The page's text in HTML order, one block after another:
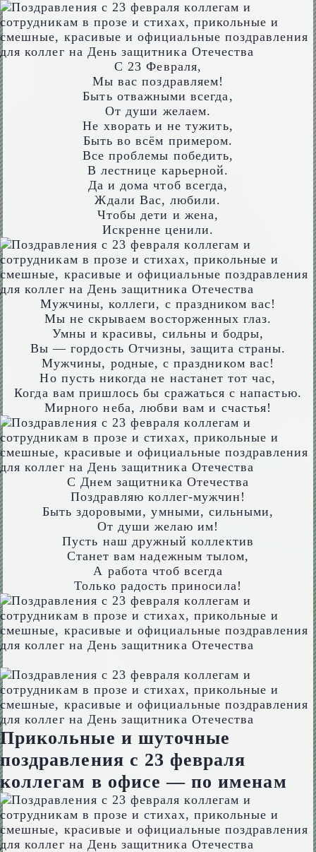
С 23 Февраля,
Мы вас поздравляем!
Быть отважными всегда,
От души желаем.
Не хворать и не тужить,
Быть во всём примером.
Все проблемы победить,
В лестнице карьерной.
Да и дома чтоб всегда,
Ждали Вас, любили.
Чтобы дети и жена,
Искренне ценили.
Мужчины, коллеги, с праздником вас!
Мы не скрываем восторженных глаз.
Умны и красивы, сильны и бодры,
Вы — гордость Отчизны, защита страны.
Мужчины, родные, с праздником вас!
Но пусть никогда не настанет тот час,
Когда вам пришлось бы сражаться с напастью.
Мирного неба, любви вам и счастья!
С Днем защитника Отечества
Поздравляю коллег-мужчин!
Быть здоровыми, умными, сильными,
От души желаю им!
Пусть наш дружный коллектив
Станет вам надежным тылом,
А работа чтоб всегда
Только радость приносила!
Прикольные и шуточные
поздравления с 23 февраля
коллегам в офисе — по именам